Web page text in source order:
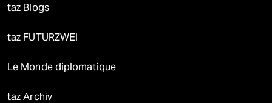
taz Blogs
taz FUTURZWEI
Le Monde diplomatique
taz Archiv